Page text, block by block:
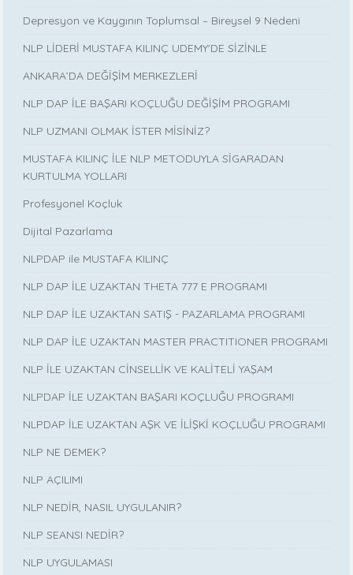
Depresyon ve Kaygının Toplumsal – Bireysel 9 Nedeni
NLP LİDERİ MUSTAFA KILINÇ UDEMY'DE SİZİNLE
ANKARA’DA DEĞİŞİM MERKEZLERİ
NLP DAP İLE BAŞARI KOÇLUĞU DEĞİŞİM PROGRAMI
NLP UZMANI OLMAK İSTER MİSİNİZ?
MUSTAFA KILINÇ İLE NLP METODUYLA SİGARADAN
KURTULMA YOLLARI
Profesyonel Koçluk
Dijital Pazarlama
NLPDAP ile MUSTAFA KILINÇ
NLP DAP İLE UZAKTAN THETA 777 E PROGRAMI
NLP DAP İLE UZAKTAN SATIŞ - PAZARLAMA PROGRAMI
NLP DAP İLE UZAKTAN MASTER PRACTITIONER PROGRAMI
NLP İLE UZAKTAN CİNSELLİK VE KALİTELİ YAŞAM
NLPDAP İLE UZAKTAN BAŞARI KOÇLUĞU PROGRAMI
NLPDAP İLE UZAKTAN AŞK VE İLİŞKİ KOÇLUĞU PROGRAMI
NLP NE DEMEK?
NLP AÇILIMI
NLP NEDİR, NASIL UYGULANIR?
NLP SEANSI NEDİR?
NLP UYGULAMASI